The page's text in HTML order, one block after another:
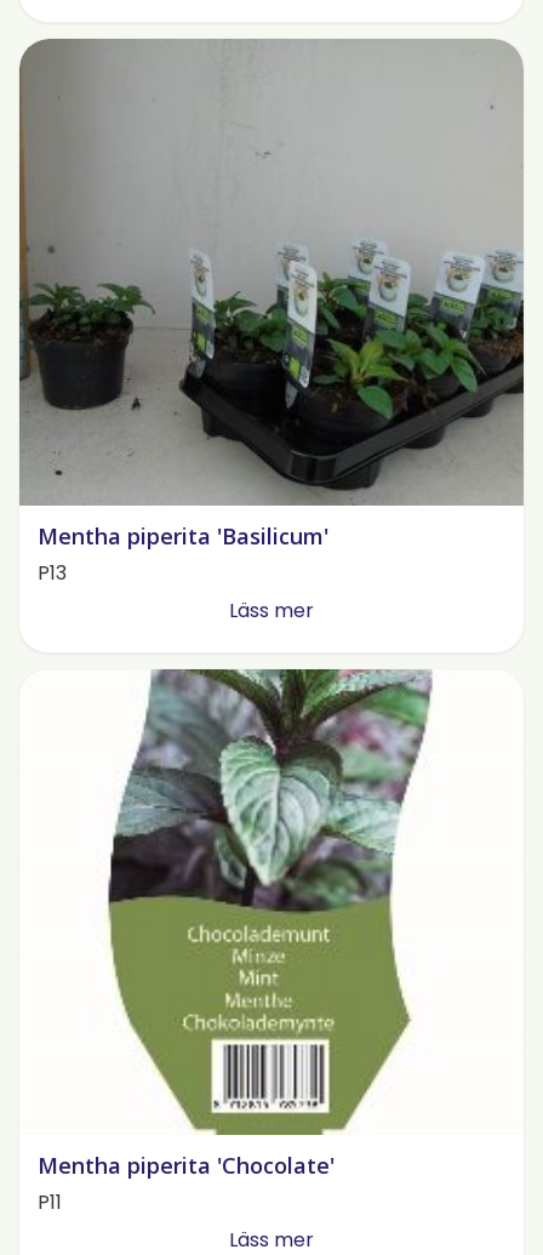
Mentha piperita 'Basilicum'
P13
Läss mer
Mentha piperita 'Chocolate'
P11
Läss mer